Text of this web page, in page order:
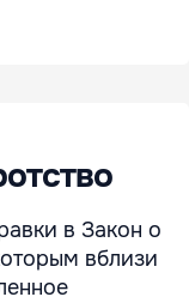
в Закон о
вблизи